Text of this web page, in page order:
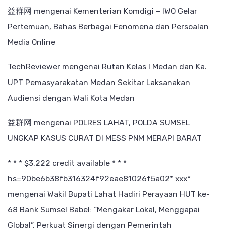
益群网 mengenai Kementerian Komdigi – IWO Gelar
Pertemuan, Bahas Berbagai Fenomena dan Persoalan
Media Online
TechReviewer mengenai Rutan Kelas I Medan dan Ka.
UPT Pemasyarakatan Medan Sekitar Laksanakan
Audiensi dengan Wali Kota Medan
益群网 mengenai POLRES LAHAT, POLDA SUMSEL
UNGKAP KASUS CURAT DI MESS PNM MERAPI BARAT
* * * $3,222 credit available * * *
hs=90be6b38fb316324f92eae81026f5a02* ххх*
mengenai Wakil Bupati Lahat Hadiri Perayaan HUT ke-
68 Bank Sumsel Babel: “Mengakar Lokal, Menggapai
Global”, Perkuat Sinergi dengan Pemerintah